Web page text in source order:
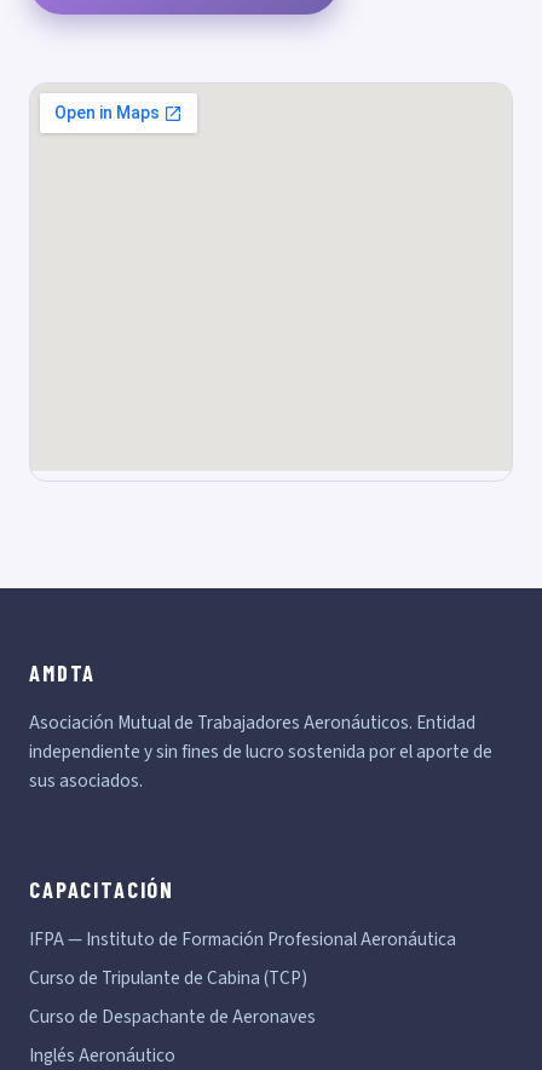
AMDTA
Asociación Mutual de Trabajadores Aeronáuticos. Entidad
independiente y sin fines de lucro sostenida por el aporte de
sus asociados.
CAPACITACIÓN
IFPA — Instituto de Formación Profesional Aeronáutica
Curso de Tripulante de Cabina (TCP)
Curso de Despachante de Aeronaves
Inglés Aeronáutico